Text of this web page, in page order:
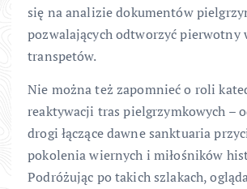
się na analizie dokumentów
pozwalających odtworzyć pierwotny
transpetów.
Nie można też zapomnieć o roli
reaktywacji tras pielgrzymkowych –
drogi łączące dawne sanktuaria
pokolenia wiernych i miłośników
Podróżując po takich szlakach,